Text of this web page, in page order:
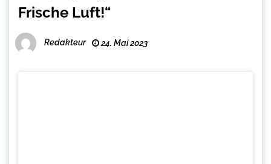
Frische Luft!“
Redakteur 24. Mai 2023